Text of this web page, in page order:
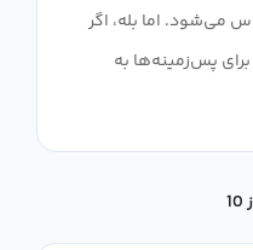
می‌شود. اما بله، اگر
پس‌زمینه‌ها به